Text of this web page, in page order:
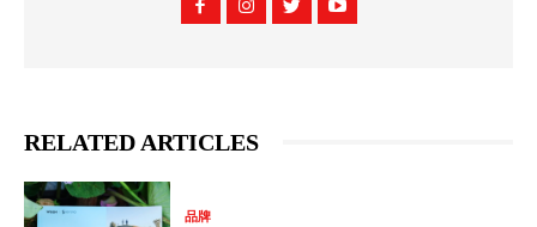
RELATED ARTICLES
品牌